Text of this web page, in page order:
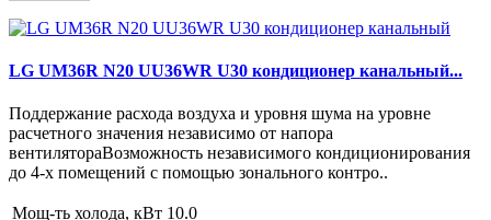
LG UM36R N20 UU36WR U30 кондиционер канальный...
Поддержание расхода воздуха и уровня шума на уровне
расчетного значения независимо от напора
вентилятораВозможность независимого кондиционирования
до 4-х помещений с помощью зонального контро..
Мощ-ть холода, кВт 10.0